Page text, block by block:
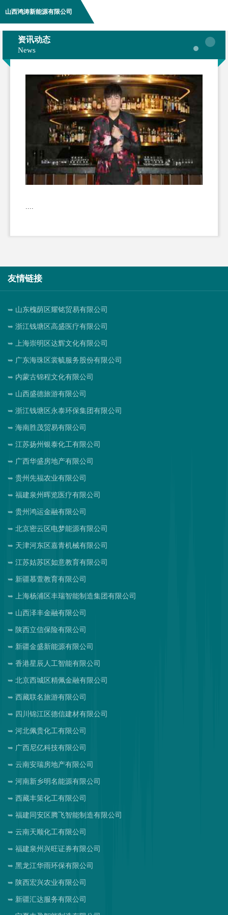
山西鸿涛新能源有限公司
资讯动态
News
友情链接
山东槐荫区耀铭贸易有限公司
浙江钱塘区高盛医疗有限公司
上海崇明区达辉文化有限公司
广东海珠区裳毓服务股份有限公司
内蒙古锦程文化有限公司
山西盛德旅游有限公司
浙江钱塘区永泰环保集团有限公司
海南胜茂贸易有限公司
江苏扬州银泰化工有限公司
广西华盛房地产有限公司
贵州先福农业有限公司
福建泉州晖览医疗有限公司
贵州鸿运金融有限公司
北京密云区电梦能源有限公司
天津河东区嘉青机械有限公司
江苏姑苏区如意教育有限公司
新疆慕萱教育有限公司
上海杨浦区丰瑞智能制造集团有限公司
山西泽丰金融有限公司
陕西立信保险有限公司
新疆金盛新能源有限公司
香港星辰人工智能有限公司
北京西城区精佩金融有限公司
西藏联名旅游有限公司
四川锦江区德信建材有限公司
河北佩贵化工有限公司
广西尼亿科技有限公司
云南安瑞房地产有限公司
河南新乡明名能源有限公司
西藏丰策化工有限公司
福建同安区腾飞智能制造有限公司
云南天顺化工有限公司
福建泉州兴旺证券有限公司
黑龙江华雨环保有限公司
陕西宏兴农业有限公司
新疆汇达服务有限公司